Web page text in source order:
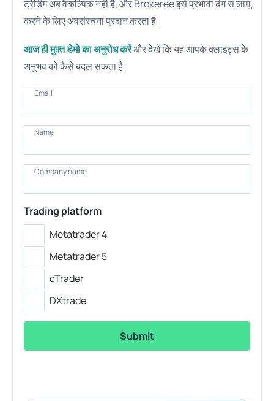
ट्रेडिंग अब वैकल्पिक नहीं है, और Brokeree इसे प्रभावी ढंग से लागू
करने के लिए अवसंरचना प्रदान करता है।
आज ही मुफ़्त डेमो का अनुरोध करेंऔर देखें कि यह आपके क्लाइंट्स के
अनुभव को कैसे बदल सकता है।
Email
Email
Name
Name
Company
Company name
Trading platform
Metatrader 4
Metatrader 5
cTrader
DXtrade